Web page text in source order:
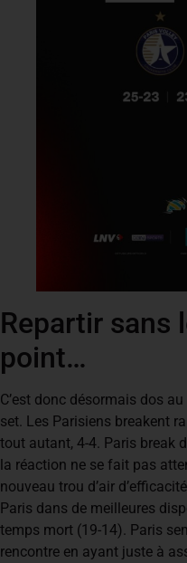
Repartir sans
point…
C’est donc désormais dos
set. Les Parisiens breakent
tout autant, 4-4. Paris break
la réaction ne se fait pas
nouveau trou d’air
Paris dans de meilleures
temps mort (19-14). Paris
rencontre en ayant juste à